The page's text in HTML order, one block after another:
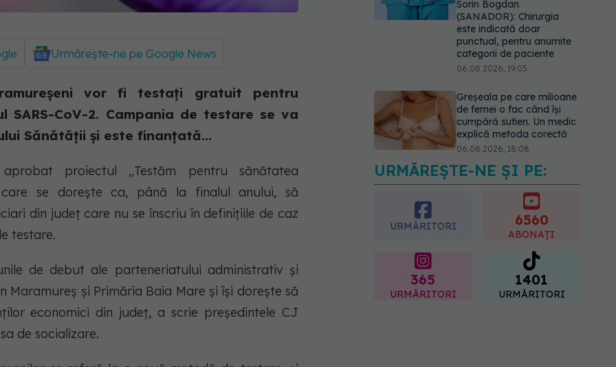
Urmărește-ne pe Google News
vor fi testați gratuit pentru
CoV-2. Campania de testare se va
Sănătății și este finanțată...
proiectul „Testăm pentru sănătatea
se dorește ca, până la finalul anului, să
din județ care nu se înscriu în definițiile de caz
testare.
de debut ale parteneriatului administrativ și
Maramureș și Primăria Baia Mare și își dorește să
economici din județ, a scrie președintele CJ
sa de socializare.
Sorin Bogdan
(SANADOR): Chirurgia
este indicată doar
punctual, pentru anumite
categorii de paciente
06.08.2026, 19:05
Greșeala pe care milioane
de femei o fac când își
cumpără sutien. Un medic
explică metoda corectă
06.08.2026, 18:08
EXCLUSIV De ce unele
paciente cu cancer de col
uterin nu mai ajung la
operație. Dr. Sorin Bogdan
(SANADOR): Intervenția
chirurgicală, doar în situații
06.08.2026, 20:45
URMĂREȘTE-NE ȘI PE:
URMĂRITORI 6560
ABONAȚI
365
URMĂRITORI
1401
URMĂRITORI